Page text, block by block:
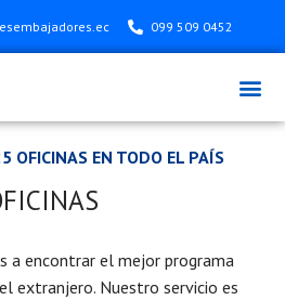
099 509 0452
OFICINAS EN TODO EL PAÍS
a encontrar el mejor programa
extranjero. Nuestro servicio es